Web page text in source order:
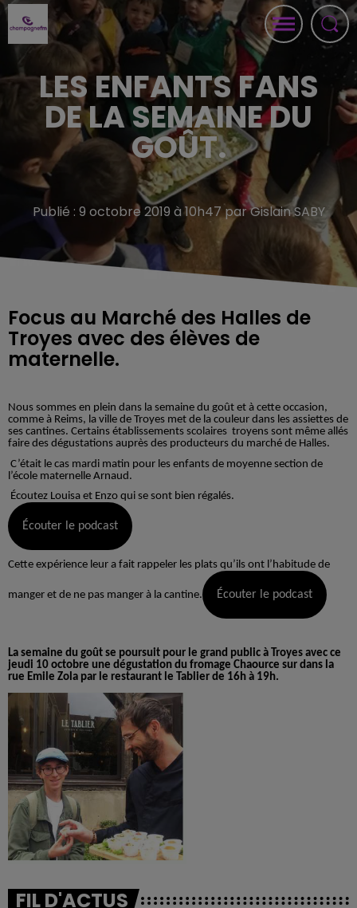
LES ENFANTS FANS
DE LA SEMAINE DU
GOÛT.
Publié : 9 octobre 2019 à 10h47 par Gislain SABY
Focus au Marché des Halles de
Troyes avec des élèves de
maternelle.
Nous sommes en plein dans la semaine du goût et à cette occasion,
comme à Reims, la ville de Troyes met de la couleur dans les assiettes de
ses cantines. Certains établissements scolaires troyens sont même allés
faire des dégustations auprès des producteurs du marché de Halles.
C’était le cas mardi matin pour les enfants de moyenne section de
l’école maternelle Arnaud.
Écoutez Louisa et Enzo qui se sont bien régalés.
Écouter le podcast
Cette expérience leur a fait rappeler les plats qu’ils ont l’habitude de
manger et de ne pas manger à la cantine. Écouter le podcast
La semaine du goût se poursuit pour le grand public à Troyes avec ce
jeudi 10 octobre une dégustation du fromage Chaource sur dans la
rue Emile Zola par le restaurant le Tablier de 16h à 19h.
FIL D'ACTUS